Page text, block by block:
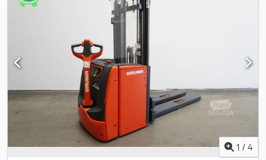
κινητήρα: Ηλεκτρικός, κατασκευαστής: Linde Dwedpszkw Rfsfx
1 / 4